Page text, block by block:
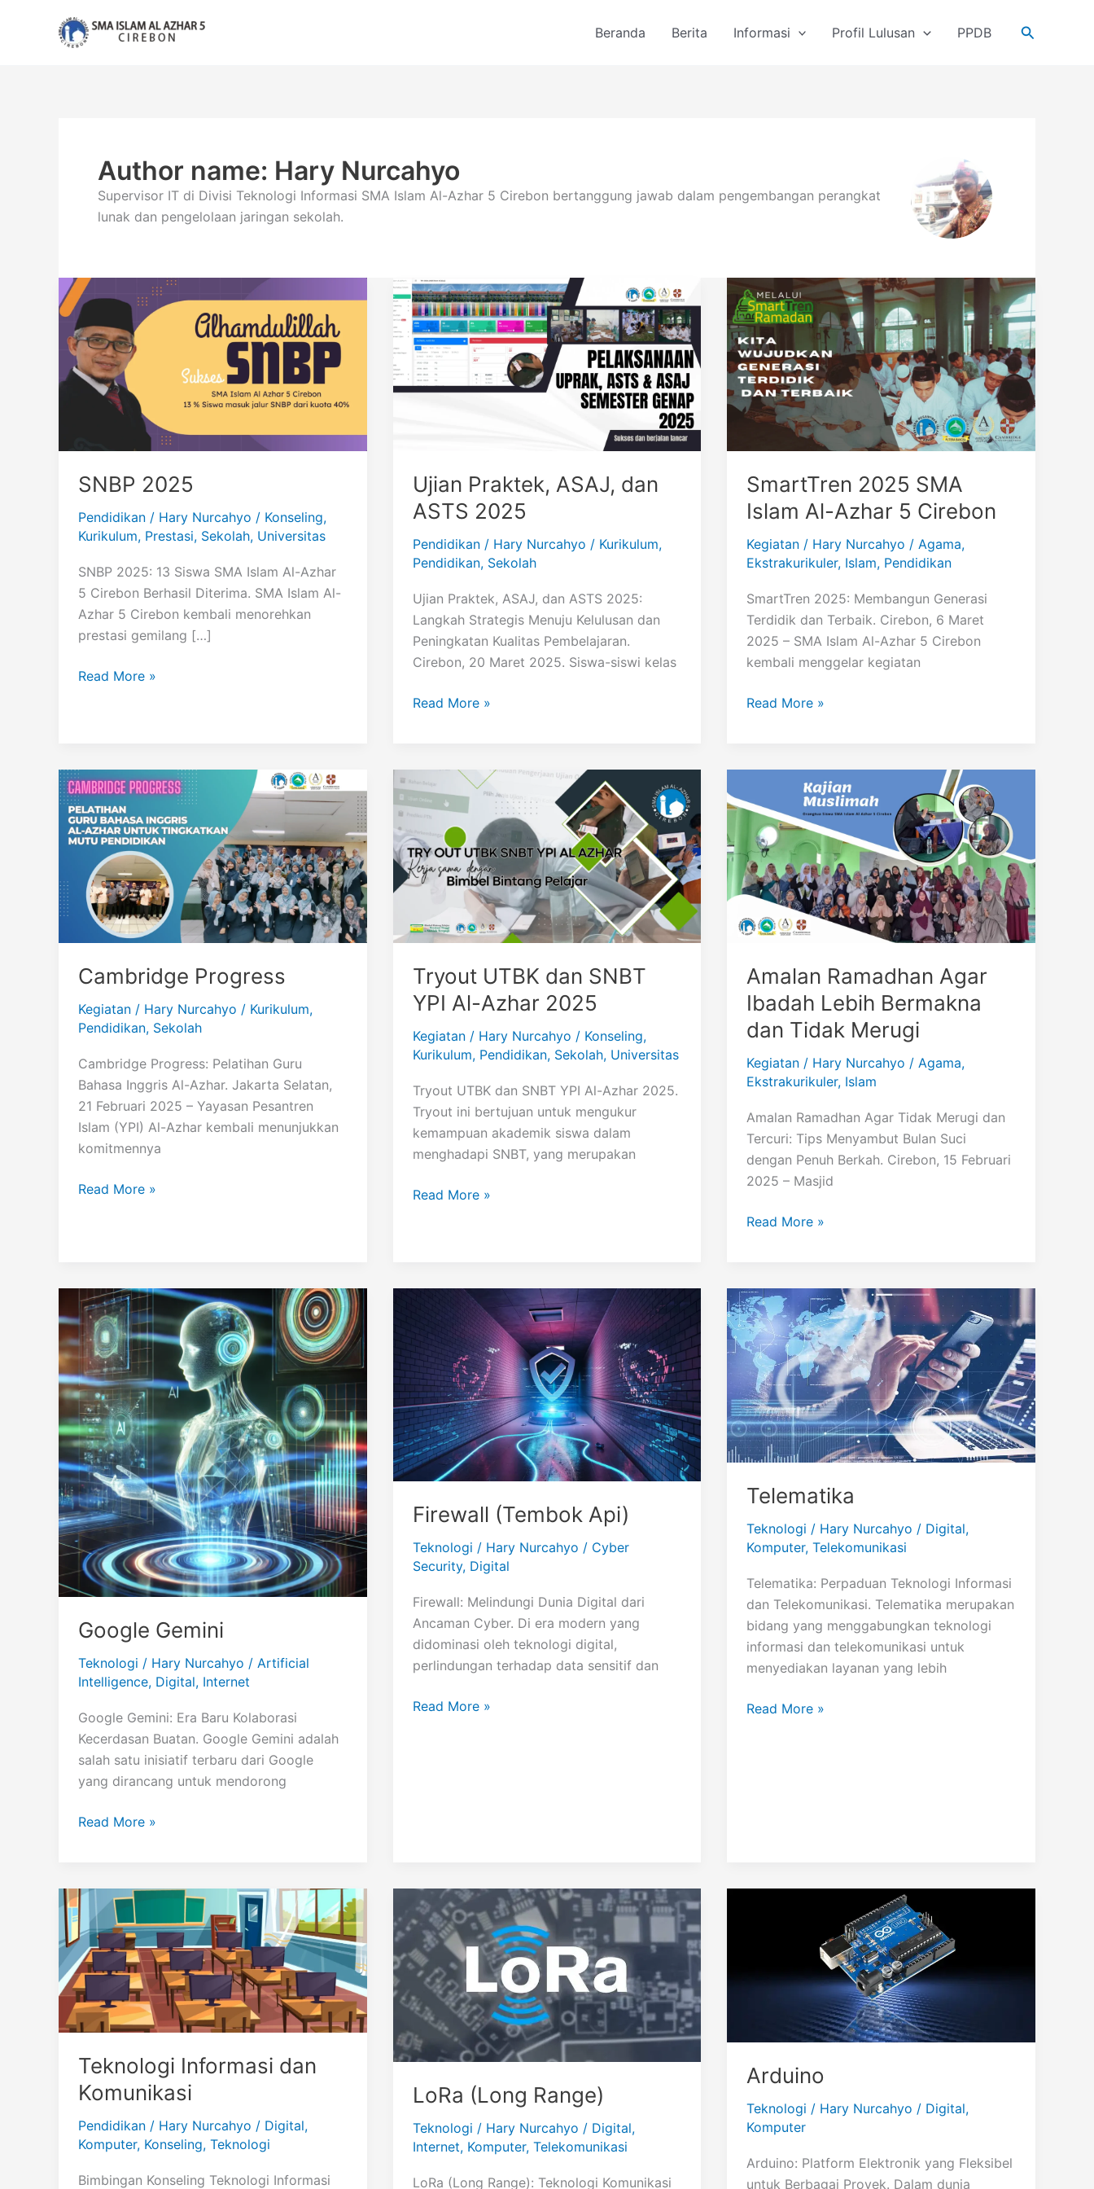
Beranda Berita Informasi Profil Lulusan PPDB Cari
Author name: Hary Nurcahyo
Supervisor IT di Divisi Teknologi Informasi SMA Islam Al-Azhar 5 Cirebon bertanggung jawab dalam pengembangan perangkat
lunak dan pengelolaan jaringan sekolah.
SNBP 2025
Pendidikan / Hary Nurcahyo / Konseling,
Kurikulum, Prestasi, Sekolah, Universitas
SNBP 2025: 13 Siswa SMA Islam Al-Azhar
5 Cirebon Berhasil Diterima. SMA Islam Al-
Azhar 5 Cirebon kembali menorehkan
prestasi gemilang […]
SNBP
Read More »
Ujian Praktek, ASAJ, dan
ASTS 2025
Pendidikan/ Hary Nurcahyo / Kurikulum,
Pendidikan, Sekolah
Ujian Praktek, ASAJ, dan ASTS 2025:
Langkah Strategis Menuju Kelulusan dan
Peningkatan Kualitas Pembelajaran.
Cirebon, 20 Maret 2025. Siswa-siswi kelas
Ujian
dan
ASTS
2025
Read More »
SmartTren 2025 SMA
Islam Al-Azhar 5 Cirebon
Kegiatan / Hary Nurcahyo / Agama,
Ekstrakurikuler, Islam, Pendidikan
SmartTren 2025: Membangun Generasi
Terdidik dan Terbaik. Cirebon, 6 Maret
2025 – SMA Islam Al-Azhar 5 Cirebon
kembali menggelar kegiatan
SmartTren
Islam
Azhar
Cirebon
Read More »
Cambridge Progress
Kegiatan / Hary Nurcahyo / Kurikulum,
Pendidikan, Sekolah
Cambridge Progress: Pelatihan Guru
Bahasa Inggris Al-Azhar. Jakarta Selatan,
21 Februari 2025 – Yayasan Pesantren
Islam (YPI) Al-Azhar kembali menunjukkan
komitmennya
Cambridge
Read More »
Tryout UTBK dan SNBT
YPI Al-Azhar 2025
Kegiatan/ Hary Nurcahyo / Konseling,
Kurikulum, Pendidikan, Sekolah, Universitas
Tryout UTBK dan SNBT YPI Al-Azhar 2025.
Tryout ini bertujuan untuk mengukur
kemampuan akademik siswa dalam
menghadapi SNBT, yang merupakan
Tryout
Azhar
2025
Read More »
Amalan Ramadhan Agar
Ibadah Lebih Bermakna
dan Tidak Merugi
Kegiatan / Hary Nurcahyo / Agama,
Ekstrakurikuler, Islam
Amalan Ramadhan Agar Tidak Merugi dan
Tercuri: Tips Menyambut Bulan Suci
dengan Penuh Berkah. Cirebon, 15 Februari
2025 – Masjid
Amalan
Ibadah
Lebih
Bermakna
dan
Tidak
Merugi
Read More »
Google Gemini
Teknologi / Hary Nurcahyo / Artificial
Intelligence, Digital, Internet
Google Gemini: Era Baru Kolaborasi
Kecerdasan Buatan. Google Gemini adalah
salah satu inisiatif terbaru dari Google
yang dirancang untuk mendorong
Google
Read More »
Firewall (Tembok Api)
Teknologi / Hary Nurcahyo / Cyber
Security, Digital
Firewall: Melindungi Dunia Digital dari
Ancaman Cyber. Di era modern yang
didominasi oleh teknologi digital,
perlindungan terhadap data sensitif dan
Firewall
Read More »
Telematika
Teknologi / Hary Nurcahyo / Digital,
Komputer,Telekomunikasi
Telematika: Perpaduan Teknologi Informasi
dan Telekomunikasi. Telematika merupakan
bidang yang menggabungkan teknologi
informasi dan telekomunikasi untuk
menyediakan layanan yang lebih
Telematika
Read More »
Teknologi Informasi dan
Komunikasi
Pendidikan / Hary Nurcahyo / Digital,
Komputer, Konseling, Teknologi
Bimbingan Konseling Teknologi Informasi
LoRa (Long Range)
Teknologi / Hary Nurcahyo / Digital,
Internet, Komputer, Telekomunikasi
LoRa (Long Range): Teknologi Komunikasi
Arduino
Teknologi / Hary Nurcahyo / Digital,
Komputer
Arduino: Platform Elektronik yang Fleksibel
untuk Berbagai Proyek. Dalam dunia